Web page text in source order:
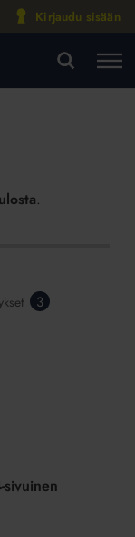
Kirjaudu sisään
.
3